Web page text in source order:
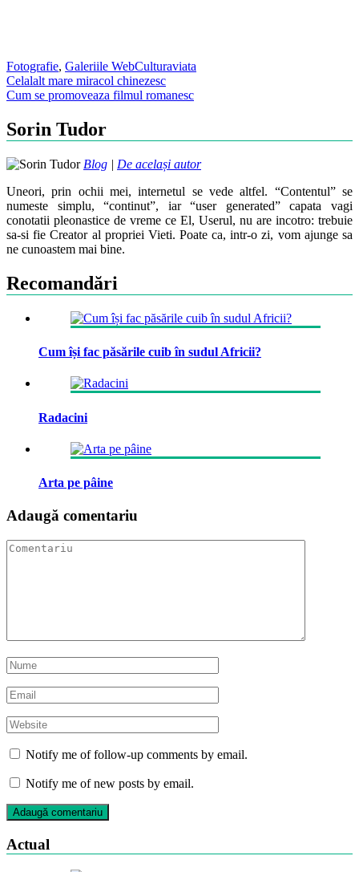
Fotografie, Galeriile WebCulturaviata
Post
navigation
Celalalt mare miracol chinezesc
Cum se promoveaza filmul romanesc
Sorin Tudor
Blog | De același autor
Uneori, prin ochii mei, internetul se vede altfel. “Contentul” se
numeste simplu, “continut”, iar “user generated” capata vagi
conotatii pleonastice de vreme ce El, Userul, nu are incotro: trebuie
sa-si fie Creator al propriei Vieti. Poate ca, intr-o zi, vom ajunge sa
ne cunoastem mai bine.
Recomandări
Cum își fac păsările cuib în sudul Africii?
Radacini
Arta pe pâine
Adaugă comentariu
Notify me of follow-up comments by email.
Notify me of new posts by email.
Actual